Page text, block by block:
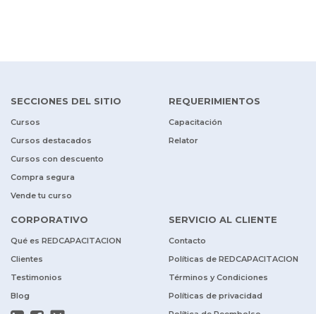
SECCIONES DEL SITIO
Cursos
Cursos destacados
Cursos con descuento
Compra segura
Vende tu curso
REQUERIMIENTOS
Capacitación
Relator
CORPORATIVO
Qué es REDCAPACITACION
Clientes
Testimonios
Blog
SERVICIO AL CLIENTE
Contacto
Políticas de REDCAPACITACION
Términos y Condiciones
Políticas de privacidad